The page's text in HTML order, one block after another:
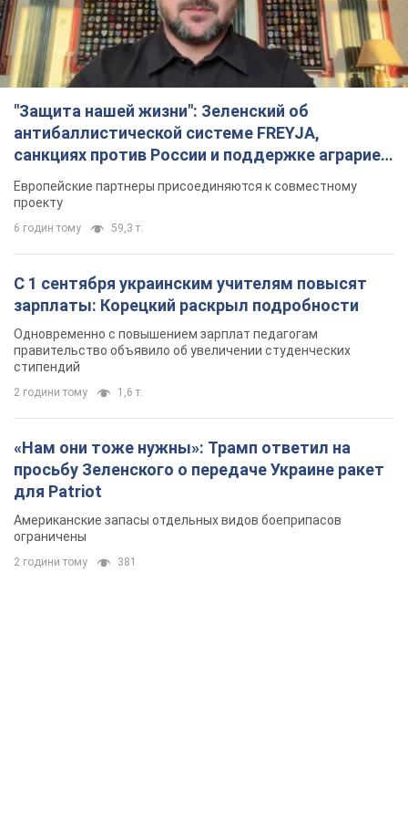
"Защита нашей жизни": Зеленский об
антибаллистической системе FREYJA,
санкциях против России и поддержке аграриев.
Видео
Европейские партнеры присоединяются к совместному
проекту
6 годин тому 59,3 т.
С 1 сентября украинским учителям повысят
зарплаты: Корецкий раскрыл подробности
Одновременно с повышением зарплат педагогам
правительство объявило об увеличении студенческих
стипендий
2 години тому 1,6 т.
«Нам они тоже нужны»: Трамп ответил на
просьбу Зеленского о передаче Украине ракет
для Patriot
Американские запасы отдельных видов боеприпасов
ограничены
2 години тому 381